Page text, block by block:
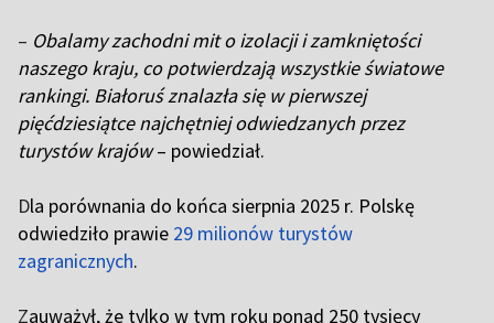
– Obalamy zachodni mit o izolacji i zamkniętości
naszego kraju, co potwierdzają wszystkie światowe
rankingi. Białoruś znalazła się w pierwszej
pięćdziesiątce najchętniej odwiedzanych przez
turystów krajów– powiedział.
Dla porównania do końca sierpnia 2025 r. Polskę
odwiedziło prawie 29 milionów turystów
zagranicznych.
Zauważył, że tylko w tym roku ponad 250 tysięcy